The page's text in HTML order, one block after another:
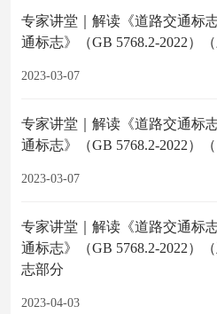
专家讲堂｜解读《道路交通标
通标志》（GB 5768.2-2022
2023-03-07
专家讲堂｜解读《道路交通标
通标志》（GB 5768.2-2022
2023-03-07
专家讲堂｜解读《道路交通标
通标志》（GB 5768.2-2022
志部分
2023-04-03